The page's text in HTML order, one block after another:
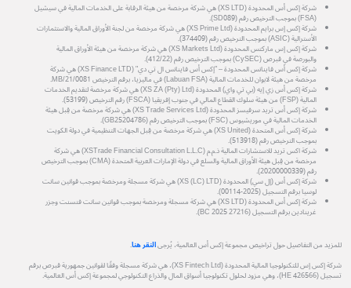
شركة إكس أس المحدودة (XS LTD) هي شركة مرخصة من هيئة الرقابة على الخدمات المالية في سيشيل
(FSA) بموجب الترخيص رقم (SD089).
شركة إكس إس برايم المحدودة (XS Prime Ltd) هي شركة مرخصة من لجنة الأوراق المالية والاستثمارات
الأسترالية (ASIC) بموجب الترخيص رقم (374409).
شركة إكس إس ماركتس المحدودة (XS Markets Ltd) هي شركة مرخصة من هيئة الأوراق المالية
والبورصة في قبرص (CySEC) بموجب الترخيص رقم (412/22).
شركة إكس أس فاينانس المحدودة – "إكس أس فاينانس ال تي دي" (XS Finance LTD) هي شركة
مرخصة من هيئة لابوان للخدمات المالية (Labuan FSA) في ماليزيا، برقم الترخيص MB/21/0081.
شركة إكس أس زي إيه (بي تي واي) المحدودة (XS ZA (Pty) Ltd) هي شركة مرخصة لتقديم الخدمات
المالية (FSP) من هيئة سلوك القطاع المالي في جنوب إفريقيا (FSCA) رقم الترخيص (53199).
شركة إكس أس تريد سرفيسز المحدودة (XS Trade Services Ltd) هي شركة مرخصة من قِبل هيئة
الخدمات المالية في موريشيوس (FSC) بموجب الترخيص رقم (GB25204786).
شركة إكس أس المتحدة (XS United) هي شركة مرخصة من قِبل الجهات التنظيمية في دولة الكويت
بموجب الترخيص رقم (513918).
شركة اكس تريد للاستشارات المالية ذ.م.م (XSTrade Financial Consultation L.L.C) هي شركة
مرخصة من قِبل هيئة الأوراق المالية والسلع في دولة الإمارات العربية المتحدة (CMA) بموجب الترخيص
رقم (20200000339).
شركة إكس أس (إل سي) المحدودة (XS (LC) LTD) هي شركة مسجلة ومرخصة بموجب قوانين سانت
لوسيا برقم التسجيل (2025-00114).
شركة إكس أس المحدودة (XS LTD) هي شركة مسجلة ومرخصة بموجب قوانين سانت فنسنت وجزر
غرينادين برقم التسجيل (27216 BC 2025).
للمزيد من التفاصيل حول تراخيص مجموعة إكس أس العالمية، يُرجىالنقر هنا.
شركة إكس إس للتكنولوجيا المالية المحدودة (XS Fintech Ltd)، هي شركة مسجلة وفقًا لقوانين جمهورية قبرص برقم
تسجيل (HE 426566)، وهي مزود لحلول تكنولوجيا أسواق المال والذراع التكنولوجي لمجموعة إكس أس العالمية.